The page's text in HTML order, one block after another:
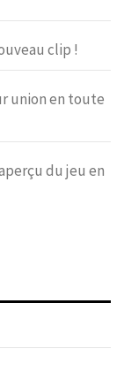
clip !
union en toute
du jeu en